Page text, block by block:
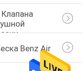
Benz Air